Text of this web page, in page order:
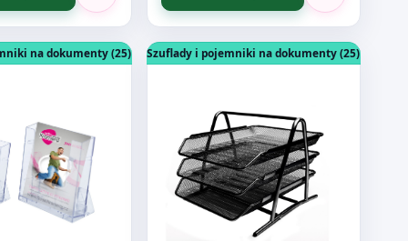
Z PLEXI
STOJAK PLASTIKOWY J14.2963. A5 NA ULOTKI A5
na dokumenty (25) Otwórz produkt: TRES Półka 3A
Szuflady i pojemniki na dokumenty (25)